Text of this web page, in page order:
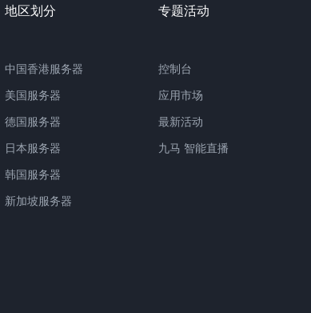
地区划分
中国香港服务器
美国服务器
德国服务器
日本服务器
韩国服务器
新加坡服务器
专题活动
控制台
应用市场
最新活动
九马 智能直播